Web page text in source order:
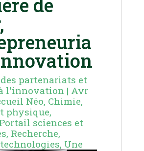
de
partenariats et
l'innovation | Avr
Néo, Chimie,
physique,
Portail sciences et
, Recherche,
, Une